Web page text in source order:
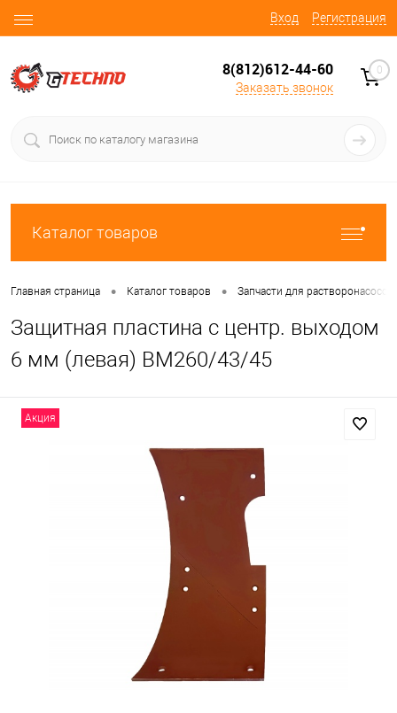
Вход Регистрация
8(812)612-44-60
Заказать звонок
0
Каталог товаров
Главная страница • Каталог товаров • Запчасти для растворонасосов
Защитная пластина с центр. выходом
6 мм (левая) BM260/43/45
Акция